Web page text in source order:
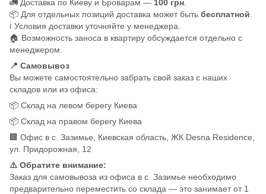
🚛 Доставка по Киеву и Броварам — 100 грн
📦 Для отдельных позиций доставка может быть бесплатной
ℹ️ Условия доставки уточняйте у менеджера.
🏠 Возможность заноса в квартиру обсуждается отдельно с
менеджером.
📍 Самовывоз
Вы можете самостоятельно забрать свой заказ с наших
складов или из офиса:
📦 Склад на левом берегу Киева
📦 Склад на правом берегу Киева
🏢 Офис в с. Зазимье, Киевская область, ЖК Desna Residence,
ул. Придорожная, 12
⚠️ Обратите внимание:
Заказ для самовывоза из офиса в с. Зазимье необходимо
предварительно переместить со склада — это занимает от 1